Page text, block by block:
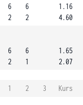
6
2
6
2
1.16
4.60
6
2
6
1
1.65
2.07
1 2 3
Kurs